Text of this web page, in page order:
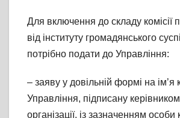
Для включення до складу комісії
від інституту громадянського
потрібно подати до Управління:
– заяву у довільній формі на ім’я
Управління, підписану керівником
організації, із зазначенням особи